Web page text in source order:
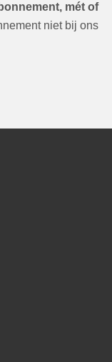
mét of
niet bij ons